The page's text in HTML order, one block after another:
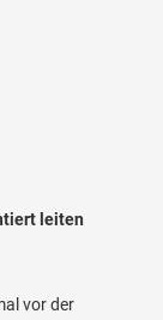
leiten
vor der